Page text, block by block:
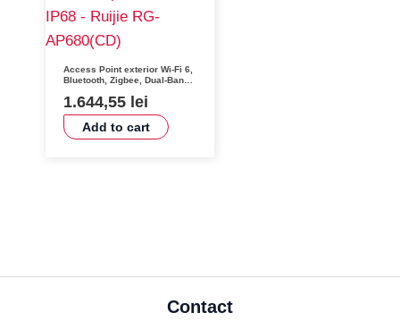
Access Point exterior Wi-Fi 6,
Bluetooth, Zigbee, Dual-Band,
Ruijie RG-AP680(CD)
1.644,55 lei
Add to cart
Contact